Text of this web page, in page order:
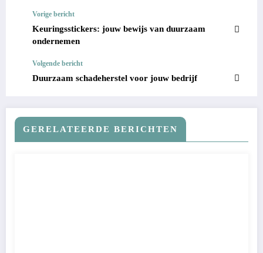
Vorige bericht
Keuringsstickers: jouw bewijs van duurzaam
ondernemen
Volgende bericht
Duurzaam schadeherstel voor jouw bedrijf
GERELATEERDE BERICHTEN